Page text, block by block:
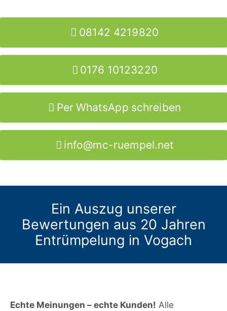
08142 4219820
0176 10123220
Per WhatsApp schreiben
info@mc-ruempel.net
Ein Auszug unserer
Bewertungen aus 20 Jahren
Entrümpelung in Vogach
Echte Meinungen – echte Kunden! Alle